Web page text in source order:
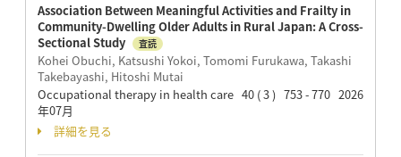
Association Between Meaningful Activities and Frailty in
Community-Dwelling Older Adults in Rural Japan: A Cross-
Sectional Study
査読
Kohei Obuchi, Katsushi Yokoi, Tomomi Furukawa, Takashi
Takebayashi, Hitoshi Mutai
Occupational therapy in health care 40 ( 3 ) 753 - 770 2026
年07月
詳細を見る